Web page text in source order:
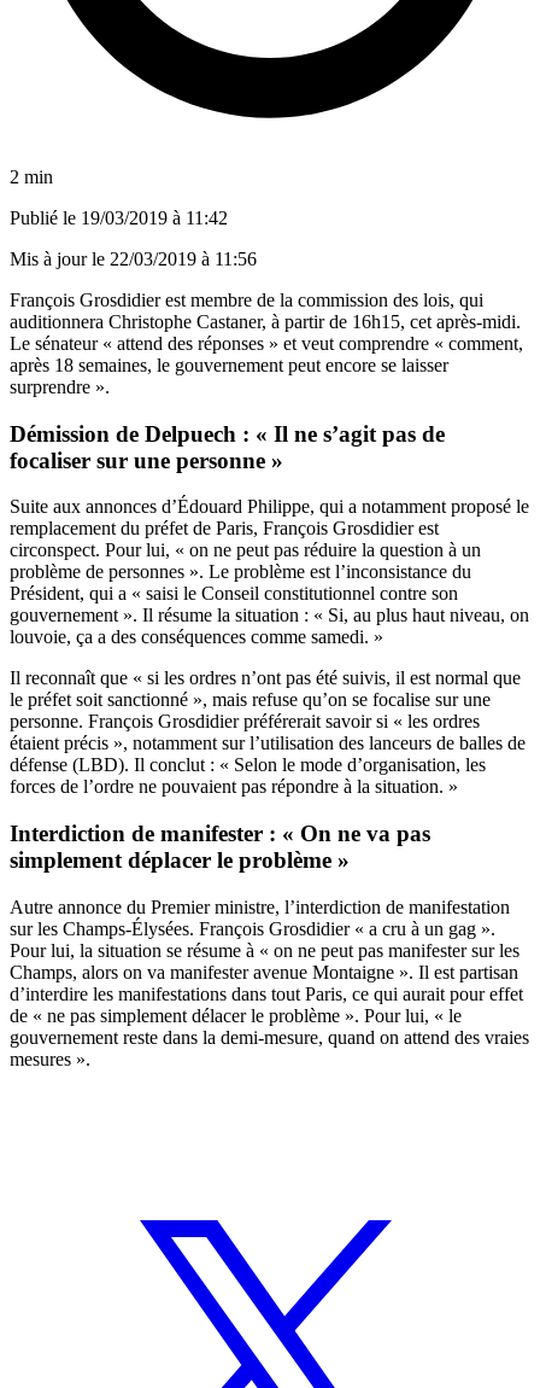
2 min
Publié le 19/03/2019 à 11:42
Mis à jour le 22/03/2019 à 11:56
François Grosdidier est membre de la commission des lois, qui
auditionnera Christophe Castaner, à partir de 16h15, cet après-midi.
Le sénateur « attend des réponses » et veut comprendre « comment,
après 18 semaines, le gouvernement peut encore se laisser
surprendre ».
Démission de Delpuech : « Il ne s’agit pas de
focaliser sur une personne »
Suite aux annonces d’Édouard Philippe, qui a notamment proposé le
remplacement du préfet de Paris, François Grosdidier est
circonspect. Pour lui, « on ne peut pas réduire la question à un
problème de personnes ». Le problème est l’inconsistance du
Président, qui a « saisi le Conseil constitutionnel contre son
gouvernement ». Il résume la situation : « Si, au plus haut niveau, on
louvoie, ça a des conséquences comme samedi. »
Il reconnaît que « si les ordres n’ont pas été suivis, il est normal que
le préfet soit sanctionné », mais refuse qu’on se focalise sur une
personne. François Grosdidier préférerait savoir si « les ordres
étaient précis », notamment sur l’utilisation des lanceurs de balles de
défense (LBD). Il conclut : « Selon le mode d’organisation, les
forces de l’ordre ne pouvaient pas répondre à la situation. »
Interdiction de manifester : « On ne va pas
simplement déplacer le problème »
Autre annonce du Premier ministre, l’interdiction de manifestation
sur les Champs-Élysées. François Grosdidier « a cru à un gag ».
Pour lui, la situation se résume à « on ne peut pas manifester sur les
Champs, alors on va manifester avenue Montaigne ». Il est partisan
d’interdire les manifestations dans tout Paris, ce qui aurait pour effet
de « ne pas simplement délacer le problème ». Pour lui, « le
gouvernement reste dans la demi-mesure, quand on attend des vraies
mesures ».